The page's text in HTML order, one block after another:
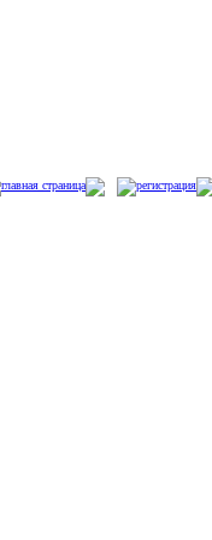
главная страница регистрация